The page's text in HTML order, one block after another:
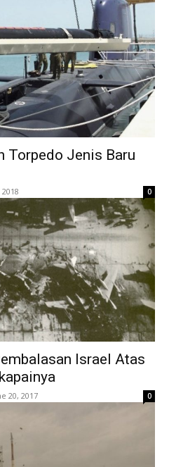
Torpedo Jenis Baru
0
Israel Atas
20, 2017 0